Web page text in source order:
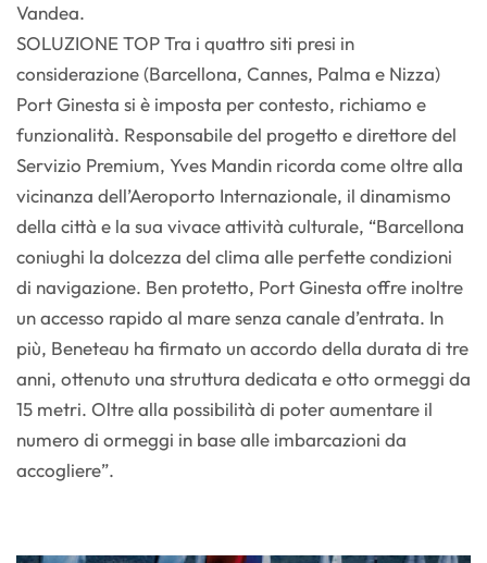
Vandea.
SOLUZIONE TOP Tra i quattro siti presi in
considerazione (Barcellona, Cannes, Palma e Nizza)
Port Ginesta si è imposta per contesto, richiamo e
funzionalità. Responsabile del progetto e direttore del
Servizio Premium, Yves Mandin ricorda come oltre alla
vicinanza dell’Aeroporto Internazionale, il dinamismo
della città e la sua vivace attività culturale, “Barcellona
coniughi la dolcezza del clima alle perfette condizioni
di navigazione. Ben protetto, Port Ginesta offre inoltre
un accesso rapido al mare senza canale d’entrata. In
più, Beneteau ha firmato un accordo della durata di tre
anni, ottenuto una struttura dedicata e otto ormeggi da
15 metri. Oltre alla possibilità di poter aumentare il
numero di ormeggi in base alle imbarcazioni da
accogliere”.